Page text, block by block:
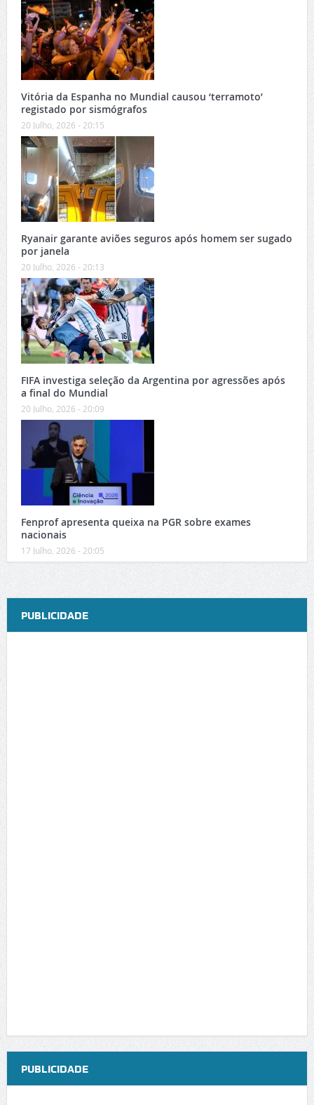
Vitória da Espanha no Mundial causou ‘terramoto’
registado por sismógrafos
20 Julho, 2026 - 20:15
Ryanair garante aviões seguros após homem ser sugado
por janela
20 Julho, 2026 - 20:13
FIFA investiga seleção da Argentina por agressões após
a final do Mundial
20 Julho, 2026 - 20:09
Fenprof apresenta queixa na PGR sobre exames
nacionais
17 Julho, 2026 - 20:05
PUBLICIDADE
PUBLICIDADE